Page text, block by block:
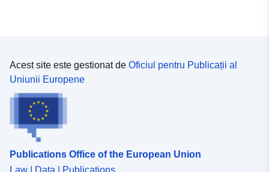
318aec61f85f
uriRef:
Tip:
http://inspire.ec.europa.eu/
Acest site este gestionat de Oficiul pentru Publicații al
Uniunii Europene
Publications Office of the European Union
Law | Data | Publications